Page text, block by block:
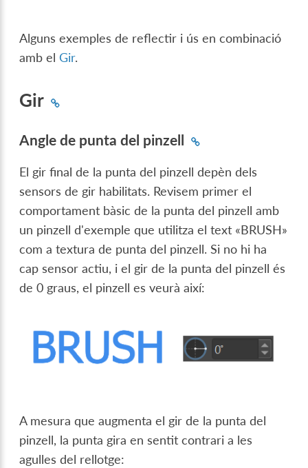
Alguns exemples de reflectir i ús en combinació
amb elGir.
Gir
Angle de punta del pinzell
El gir final de la punta del pinzell depèn dels
sensors de gir habilitats. Revisem primer el
comportament bàsic de la punta del pinzell amb
un pinzell d'exemple que utilitza el text «BRUSH»
com a textura de punta del pinzell. Si no hi ha
cap sensor actiu, i el gir de la punta del pinzell és
de 0 graus, el pinzell es veurà així:
A mesura que augmenta el gir de la punta del
pinzell, la punta gira en sentit contrari a les
agulles del rellotge: